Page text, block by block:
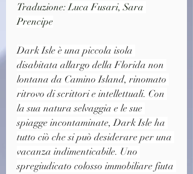
Traduzione: Luca Fusari, Sara
Prencipe
Dark Isle è una piccola isola
disabitata allargo della Florida non
lontana da Camino Island, rinomato
ritrovo di scrittori e intellettuali. Con
la sua natura selvaggia e le sue
spiagge incontaminate, Dark Isle ha
tutto ciò che si può desiderare per una
vacanza indimenticabile. Uno
spregiudicato colosso immobiliare fiuta